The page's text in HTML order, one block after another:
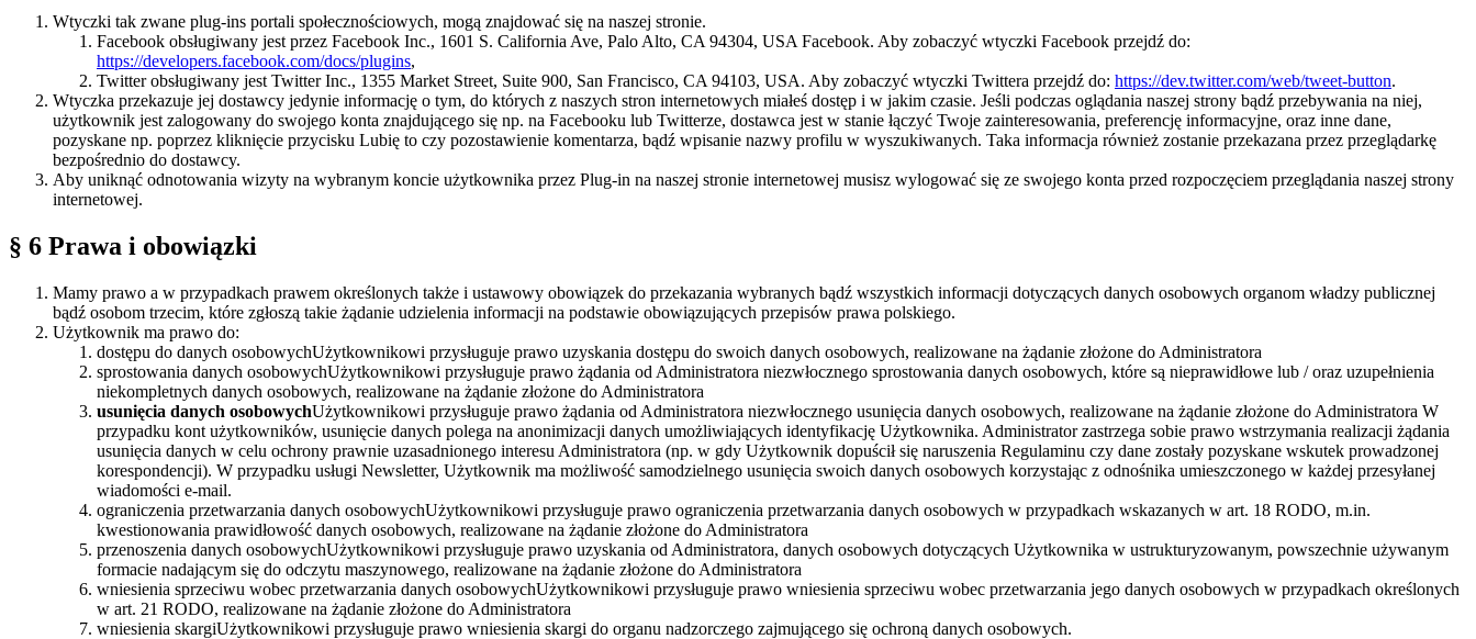
Wtyczki tak zwane plug-ins portali społecznościowych, mogą znajdować się na naszej stronie.
Facebook obsługiwany jest przez Facebook Inc., 1601 S. California Ave, Palo Alto, CA 94304, USA Facebook. Aby zobaczyć wtyczki Facebook przejdź do:
https://developers.facebook.com/docs/plugins,
Twitter obsługiwany jest Twitter Inc., 1355 Market Street, Suite 900, San Francisco, CA 94103, USA. Aby zobaczyć wtyczki Twittera przejdź do: https://dev.twitter.com/web/tweet-button.
Wtyczka przekazuje jej dostawcy jedynie informację o tym, do których z naszych stron internetowych miałeś dostęp i w jakim czasie. Jeśli podczas oglądania naszej strony bądź przebywania na niej,
użytkownik jest zalogowany do swojego konta znajdującego się np. na Facebooku lub Twitterze, dostawca jest w stanie łączyć Twoje zainteresowania, preferencję informacyjne, oraz inne dane,
pozyskane np. poprzez kliknięcie przycisku Lubię to czy pozostawienie komentarza, bądź wpisanie nazwy profilu w wyszukiwanych. Taka informacja również zostanie przekazana przez przeglądarkę
bezpośrednio do dostawcy.
Aby uniknąć odnotowania wizyty na wybranym koncie użytkownika przez Plug-in na naszej stronie internetowej musisz wylogować się ze swojego konta przed rozpoczęciem przeglądania naszej strony
internetowej.
§ 6 Prawa i obowiązki
Mamy prawo a w przypadkach prawem określonych także i ustawowy obowiązek do przekazania wybranych bądź wszystkich informacji dotyczących danych osobowych organom władzy publicznej
bądź osobom trzecim, które zgłoszą takie żądanie udzielenia informacji na podstawie obowiązujących przepisów prawa polskiego.
Użytkownik ma prawo do:
dostępu do danych osobowychUżytkownikowi przysługuje prawo uzyskania dostępu do swoich danych osobowych, realizowane na żądanie złożone do Administratora
sprostowania danych osobowychUżytkownikowi przysługuje prawo żądania od Administratora niezwłocznego sprostowania danych osobowych, które są nieprawidłowe lub / oraz uzupełnienia
niekompletnych danych osobowych, realizowane na żądanie złożone do Administratora
usunięcia danych osobowychUżytkownikowi przysługuje prawo żądania od Administratora niezwłocznego usunięcia danych osobowych, realizowane na żądanie złożone do Administratora W
przypadku kont użytkowników, usunięcie danych polega na anonimizacji danych umożliwiających identyfikację Użytkownika. Administrator zastrzega sobie prawo wstrzymania realizacji żądania
usunięcia danych w celu ochrony prawnie uzasadnionego interesu Administratora (np. w gdy Użytkownik dopuścił się naruszenia Regulaminu czy dane zostały pozyskane wskutek prowadzonej
korespondencji). W przypadku usługi Newsletter, Użytkownik ma możliwość samodzielnego usunięcia swoich danych osobowych korzystając z odnośnika umieszczonego w każdej przesyłanej
wiadomości e-mail.
ograniczenia przetwarzania danych osobowychUżytkownikowi przysługuje prawo ograniczenia przetwarzania danych osobowych w przypadkach wskazanych w art. 18 RODO, m.in.
kwestionowania prawidłowość danych osobowych, realizowane na żądanie złożone do Administratora
przenoszenia danych osobowychUżytkownikowi przysługuje prawo uzyskania od Administratora, danych osobowych dotyczących Użytkownika w ustrukturyzowanym, powszechnie używanym
formacie nadającym się do odczytu maszynowego, realizowane na żądanie złożone do Administratora
wniesienia sprzeciwu wobec przetwarzania danych osobowychUżytkownikowi przysługuje prawo wniesienia sprzeciwu wobec przetwarzania jego danych osobowych w przypadkach określonych
w art. 21 RODO, realizowane na żądanie złożone do Administratora
wniesienia skargiUżytkownikowi przysługuje prawo wniesienia skargi do organu nadzorczego zajmującego się ochroną danych osobowych.